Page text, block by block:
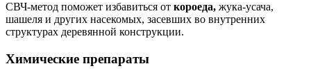
СВЧ-метод поможет избавиться от короеда, жука-усача,
шашеля и других насекомых, засевших во внутренних
структурах деревянной конструкции.
Химические препараты